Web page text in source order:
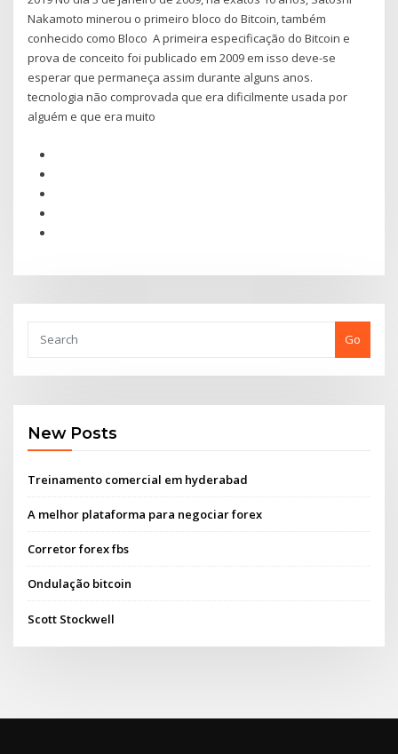
Nakamoto minerou o primeiro bloco do Bitcoin, também
conhecido como Bloco A primeira especificação do Bitcoin e
prova de conceito foi publicado em 2009 em isso deve-se
esperar que permaneça assim durante alguns anos.
tecnologia não comprovada que era dificilmente usada por
alguém e que era muito
Go
New Posts
Treinamento comercial em hyderabad
A melhor plataforma para negociar forex
Corretor forex fbs
Ondulação bitcoin
Scott Stockwell